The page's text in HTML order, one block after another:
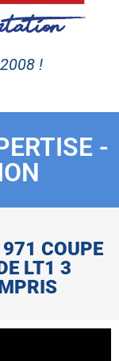
!
-
COUPE
LT1 3